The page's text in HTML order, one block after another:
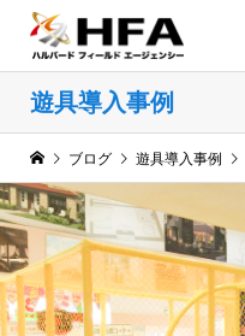
遊具導入事例
ブログ 遊具導入事例